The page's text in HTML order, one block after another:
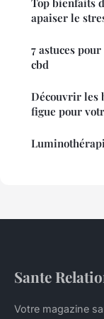
Top bienfaits
apaiser le
7 astuces
cbd
Découvrir les
figue pour
Sante
Votre magazine